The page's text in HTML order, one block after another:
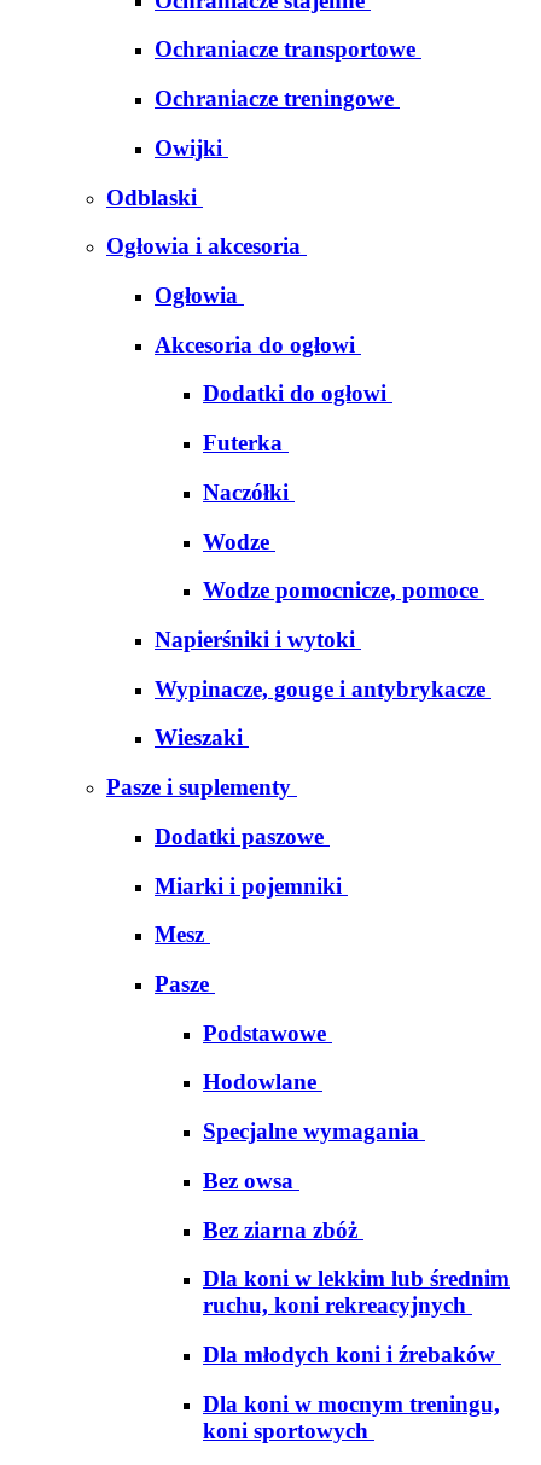
Ochraniacze transportowe
Ochraniacze treningowe
Owijki
Odblaski
Ogłowia i akcesoria
Ogłowia
Akcesoria do ogłowi
Dodatki do ogłowi
Futerka
Naczółki
Wodze
Wodze pomocnicze, pomoce
Napierśniki i wytoki
Wypinacze, gouge i antybrykacze
Wieszaki
Pasze i suplementy
Dodatki paszowe
Miarki i pojemniki
Mesz
Pasze
Podstawowe
Hodowlane
Specjalne wymagania
Bez owsa
Bez ziarna zbóż
Dla koni w lekkim lub średnim
ruchu, koni rekreacyjnych
Dla młodych koni i źrebaków
Dla koni w mocnym treningu,
koni sportowych